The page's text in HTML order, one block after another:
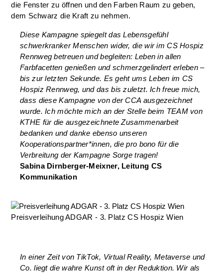
die Fenster zu öffnen und den Farben Raum zu geben,
dem Schwarz die Kraft zu nehmen.
Diese Kampagne spiegelt das Lebensgefühl
schwerkranker Menschen wider, die wir im CS Hospiz
Rennweg betreuen und begleiten: Leben in allen
Farbfacetten genießen und schmerzgelindert erleben –
bis zur letzten Sekunde. Es geht ums Leben im CS
Hospiz Rennweg, und das bis zuletzt. Ich freue mich,
dass diese Kampagne von derCCA ausgezeichnet
wurde. Ich möchte mich an der Stelle beim TEAMvon
KTHE für die ausgezeichnete Zusammenarbeit
bedanken und danke ebenso unseren
Kooperationspartner*innen, die pro bono für die
Verbreitung der Kampagne Sorge tragen!
Sabina Dirnberger-Meixner, Leitung CS
Kommunikation
Preisverleihung ADGAR - 3. Platz CS Hospiz Wien
In einer Zeit von TikTok, Virtual Reality, Metaverse und
Co. liegt die wahre Kunst oft in der Reduktion. Wir als